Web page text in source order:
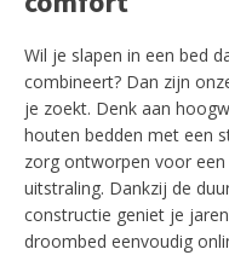
Wil je slapen in een bed
combineert? Dan zijn
je zoekt. Denk aan
houten bedden met een
zorg ontworpen voor
uitstraling. Dankzij de
constructie geniet je
droombed eenvoudig